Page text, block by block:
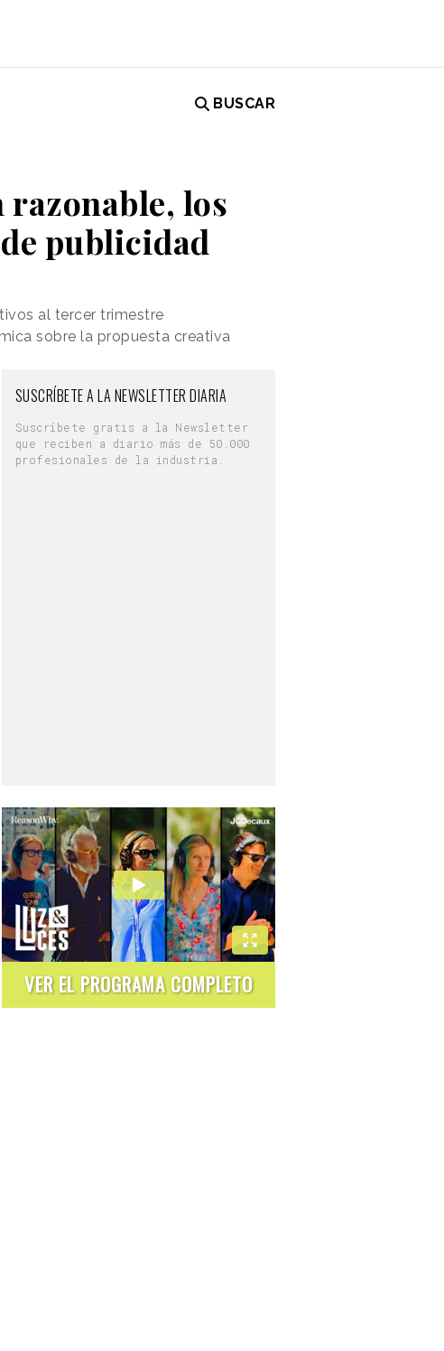
BUSCAR
los
publicidad
al tercer trimestre
sobre la propuesta creativa
SUSCRÍBETE A LA NEWSLETTER DIARIA
Suscríbete gratis a la Newsletter
que reciben a diario más de 50.000
profesionales de la industria.
VER EL PROGRAMA COMPLETO